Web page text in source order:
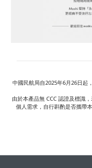
中國民航局自2025年6月26日起
由於本產品無 CCC 認證及標識
個人需求，自行斟酌是否攜帶